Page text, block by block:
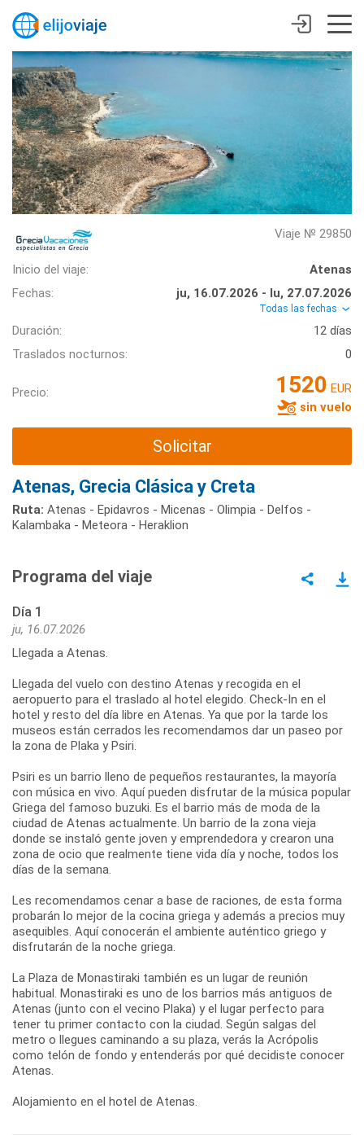
Viaje № 29850
Inicio del viaje:
Atenas
Fechas:
ju, 16.07.2026 - lu, 27.07.2026
Todas las fechas
Duración:
12 días
Traslados nocturnos:
0
Precio: 1520 EUR
sin vuelo
Solicitar
Atenas, Grecia Clásica y Creta
Ruta: Atenas - Epidavros - Micenas - Olimpia - Delfos -
Kalambaka - Meteora - Heraklion
Programa del viaje
Día 1
ju, 16.07.2026
Llegada a Atenas.
Llegada del vuelo con destino Atenas y recogida en el
aeropuerto para el traslado al hotel elegido. Check-In en el
hotel y resto del día libre en Atenas. Ya que por la tarde los
museos están cerrados les recomendamos dar un paseo por
la zona de Plaka y Psiri.
Psiri es un barrio lleno de pequeños restaurantes, la mayoría
con música en vivo. Aquí pueden disfrutar de la música popular
Griega del famoso buzuki. Es el barrio más de moda de la
ciudad de Atenas actualmente. Un barrio de la zona vieja
donde se instaló gente joven y emprendedora y crearon una
zona de ocio que realmente tiene vida día y noche, todos los
días de la semana.
Les recomendamos cenar a base de raciones, de esta forma
probarán lo mejor de la cocina griega y además a precios muy
asequibles. Aquí conocerán el ambiente auténtico griego y
disfrutarán de la noche griega.
La Plaza de Monastiraki también es un lugar de reunión
habitual. Monastiraki es uno de los barrios más antiguos de
Atenas (junto con el vecino Plaka) y el lugar perfecto para
tener tu primer contacto con la ciudad. Según salgas del
metro o llegues caminando a su plaza, verás la Acrópolis
como telón de fondo y entenderás por qué decidiste conocer
Atenas.
Alojamiento en el hotel de Atenas.